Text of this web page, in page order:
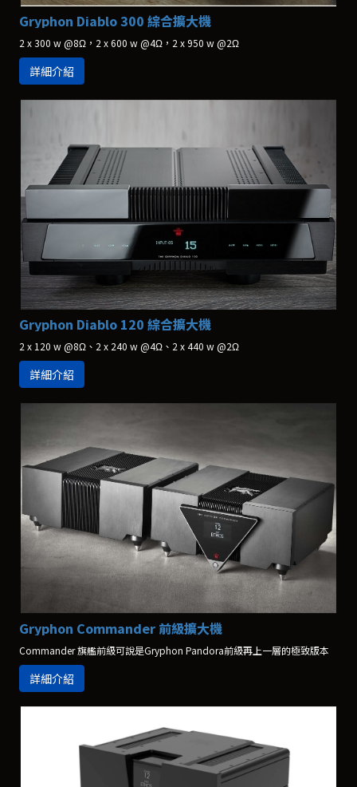
Gryphon Diablo 300 綜合擴大機
2 x 300 w @8Ω，2 x 600 w @4Ω，2 x 950 w @2Ω
詳細介紹
Gryphon Diablo 120 綜合擴大機
2 x 120 w @8Ω、2 x 240 w @4Ω、2 x 440 w @2Ω
詳細介紹
Gryphon Commander 前級擴大機
Commander 旗艦前級可說是Gryphon Pandora前級再上一層的極致版本
詳細介紹